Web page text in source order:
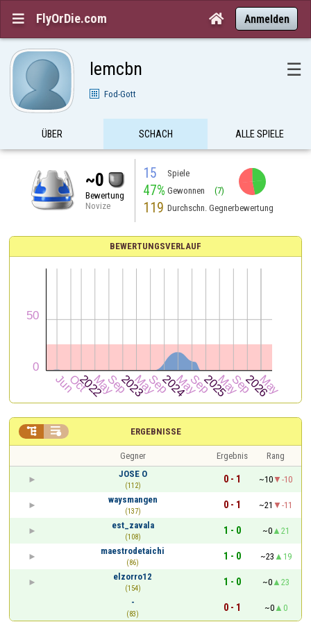
 FlyOrDie.com  Anmelden
lemcbn ☰
Fod-Gott
ÜBER SCHACH ALLE SPIELE
~0
Bewertung
Novize
15 Spiele
47% Gewonnen (7)
119 Durchschn. Gegnerbewertung
BEWERTUNGSVERLAUF
ERGEBNISSE
 
Gegner Ergebnis
Rang
JOSE O
(112)
0 - 1 ~10
-10
waysmangen
(137)
0 - 1 ~21
-11
est_zavala
(108)
1 - 0 ~0
21
maestrodetaichi
(86)
1 - 0 ~23
19
elzorro12
(154)
1 - 0 ~0
23
-
(83)
0 - 1 ~0 0